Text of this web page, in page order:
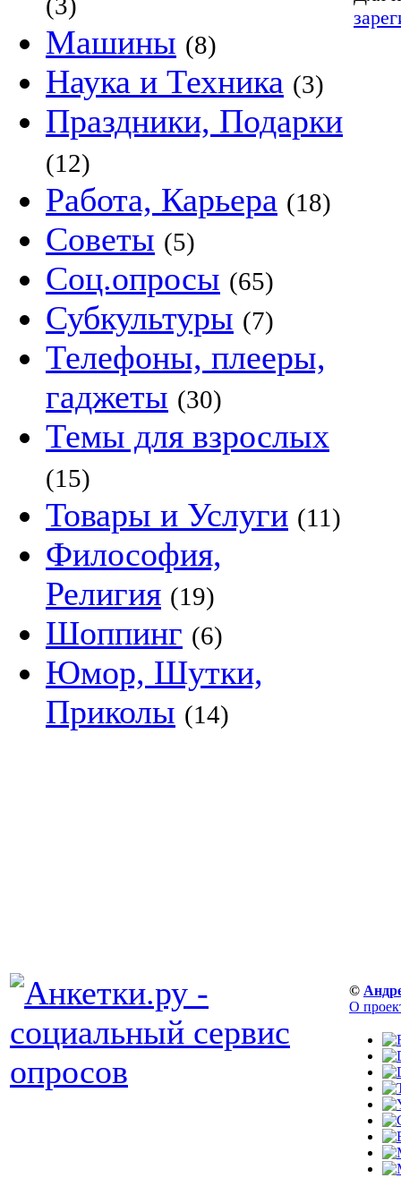
Машины (8)
Наука и Техника (3)
Праздники, Подарки
(12)
Работа, Карьера (18)
Советы (5)
Соц.опросы (65)
Субкультуры (7)
Телефоны, плееры,
гаджеты (30)
Темы для взрослых
(15)
Товары и Услуги (11)
Философия,
Религия (19)
Шоппинг (6)
Юмор, Шутки,
Приколы (14)
©
О